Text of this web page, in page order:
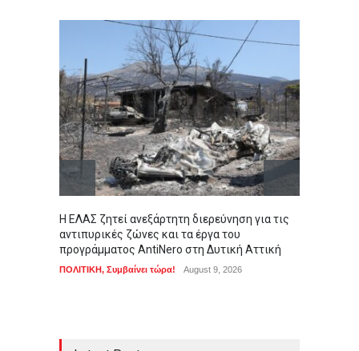
Η ΕΛΑΣ ζητεί ανεξάρτητη διερεύνηση για τις
αντιπυρικές ζώνες και τα έργα του
προγράμματος AntiNero στη Δυτική Αττική
ΠΟΛΙΤΙΚΗ, Συμβαίνει τώρα! August 9, 2026